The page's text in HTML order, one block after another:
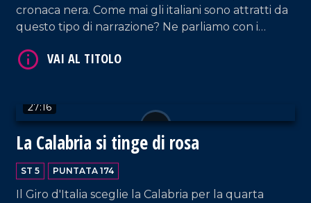
cronaca nera. Come mai gli italiani sono attratti da
questo tipo di narrazione? Ne parliamo con i
27:16
La Calabria si tinge di rosa
ST 5 PUNTATA 174
Il Giro d'Italia sceglie la Calabria per la quarta